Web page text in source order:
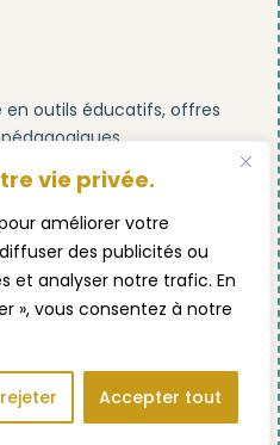
vie privée.
améliorer votre
des publicités ou
et analyser notre trafic. En
», vous consentez à notre
Accepter tout
en outils éducatifs, offres
!
FACEBOOK